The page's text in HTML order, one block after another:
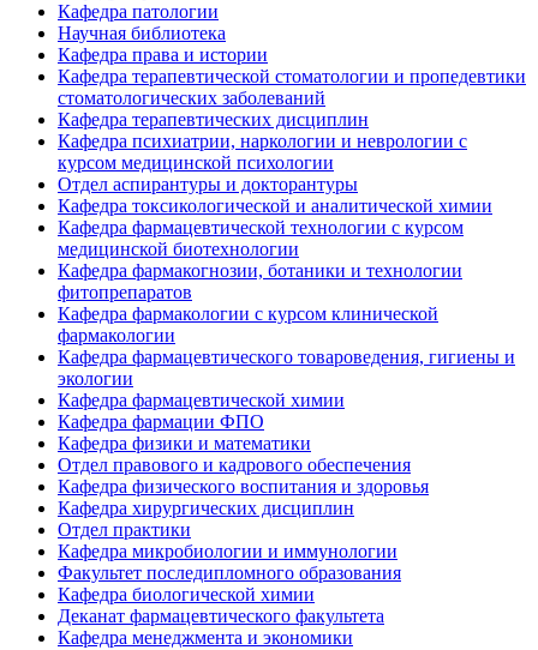
Кафедра патологии
Научная библиотека
Кафедра права и истории
Кафедра терапевтической стоматологии и пропедевтики
стоматологических заболеваний
Кафедра терапевтических дисциплин
Кафедра психиатрии, наркологии и неврологии с
курсом медицинской психологии
Отдел аспирантуры и докторантуры
Кафедра токсикологической и аналитической химии
Кафедра фармацевтической технологии с курсом
медицинской биотехнологии
Кафедра фармакогнозии, ботаники и технологии
фитопрепаратов
Кафедра фармакологии с курсом клинической
фармакологии
Кафедра фармацевтического товароведения, гигиены и
экологии
Кафедра фармацевтической химии
Кафедра фармации ФПО
Кафедра физики и математики
Отдел правового и кадрового обеспечения
Кафедра физического воспитания и здоровья
Кафедра хирургических дисциплин
Отдел практики
Кафедра микробиологии и иммунологии
Факультет последипломного образования
Кафедра биологической химии
Деканат фармацевтического факультета
Кафедра менеджмента и экономики